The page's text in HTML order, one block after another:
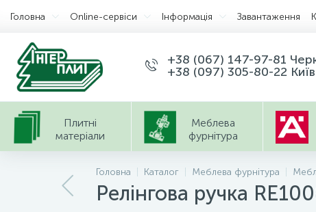
Головна Оnline-сервіси Інформація Завантаження
+38 (067) 147-97-81
+38 (097) 305-80-22 Київ
Плитні
матеріали
Меблева
фурнітура
Головна Каталог Меблева фурнітура
Релінгова ручка